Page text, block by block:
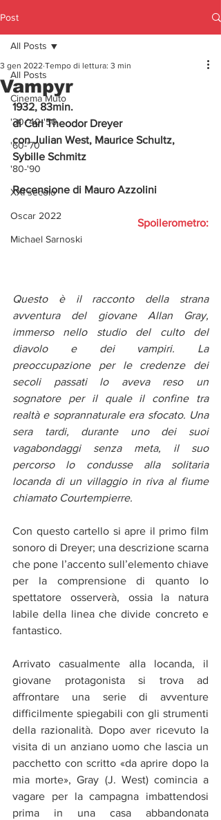
Post
All Posts
Cinema Muto
'30-'40-'50
'60-'70
'80-'90
XXI secolo
Oscar 2022
Michael Sarnoski
All Posts
Vampyr
3 gen 2022 Tempo di lettura: 3 min
1932, 83min.
di Carl Theodor Dreyer
con Julian West, Maurice Schultz,
Sybille Schmitz
Recensione di Mauro Azzolini
Spoilerometro:
Questo è il racconto della strana
avventura del giovane Allan Gray,
immerso nello studio del culto del
diavolo e dei vampiri. La
preoccupazione per le credenze dei
secoli passati lo aveva reso un
sognatore per il quale il confine tra
realtà e soprannaturale era sfocato. Una
sera tardi, durante uno dei suoi
vagabondaggi senza meta, il suo
percorso lo condusse alla solitaria
locanda di un villaggio in riva al fiume
chiamato Courtempierre.
Con questo cartello si apre il primo film
sonoro di Dreyer; una descrizione scarna
che pone l’accento sull’elemento chiave
per la comprensione di quanto lo
spettatore osserverà, ossia la natura
labile della linea che divide concreto e
fantastico.
Arrivato casualmente alla locanda, il
giovane protagonista si trova ad
affrontare una serie di avventure
difficilmente spiegabili con gli strumenti
della razionalità. Dopo aver ricevuto la
visita di un anziano uomo che lascia un
pacchetto con scritto «da aprire dopo la
mia morte», Gray (J. West) comincia a
vagare per la campagna imbattendosi
prima in una casa abbandonata